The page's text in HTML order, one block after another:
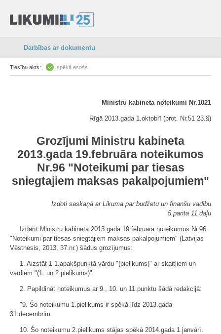
Darbības ar dokumentu
Tiesību akts: spēkā esošs
Ministru kabineta noteikumi Nr.1021
Rīgā 2013.gada 1.oktobrī (prot. Nr.51 23.§)
Grozījumi Ministru kabineta
2013.gada 19.februāra noteikumos
Nr.96 "Noteikumi par tiesas
sniegtajiem maksas pakalpojumiem"
Izdoti saskaņā ar Likuma par budžetu un finanšu vadību
5.panta 11.daļu
Izdarīt Ministru kabineta 2013.gada 19.februāra noteikumos Nr.96
"Noteikumi par tiesas sniegtajiem maksas pakalpojumiem" (Latvijas
Vēstnesis, 2013, 37.nr.) šādus grozījumus:
1. Aizstāt 1.1.apakšpunktā vārdu "(pielikums)" ar skaitļiem un
vārdiem "(1. un 2.pielikums)".
2. Papildināt noteikumus ar 9., 10. un 11.punktu šādā redakcijā:
"9. Šo noteikumu 1.pielikums ir spēkā līdz 2013.gada
31.decembrim.
10. Šo noteikumu 2.pielikums stājas spēkā 2014.gada 1.janvārī.